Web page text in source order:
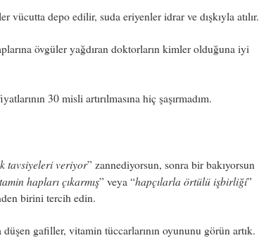
vücutta depo edilir, suda eriyenler idrar ve dışkıyla atılır.
övgüler yağdıran doktorların kimler olduğuna iyi
30 misli artırılmasına hiç şaşırmadım.
tavsiyeleri veriyor” zannediyorsun, sonra bir bakıyorsun
hapları çıkarmış” veya “hapçılarla örtülü işbirliği”
birini tercih edin.
gafiller, vitamin tüccarlarının oyununu görün artık.